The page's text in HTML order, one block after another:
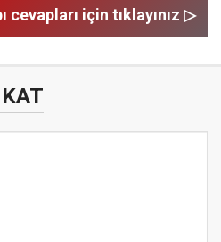
cevapları için tıklayınız ▷